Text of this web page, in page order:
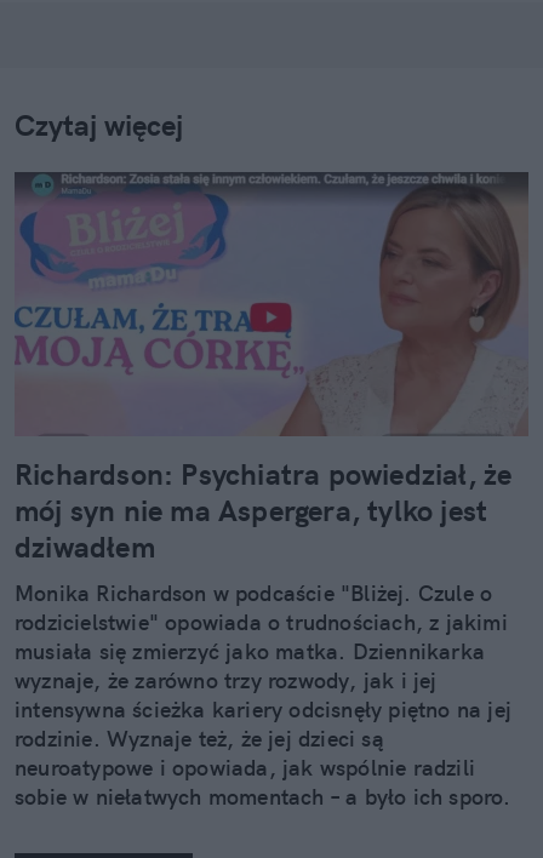
Czytaj więcej
Richardson: Psychiatra powiedział, że
mój syn nie ma Aspergera, tylko jest
dziwadłem
Monika Richardson w podcaście "Bliżej. Czule o
rodzicielstwie" opowiada o trudnościach, z jakimi
musiała się zmierzyć jako matka. Dziennikarka
wyznaje, że zarówno trzy rozwody, jak i jej
intensywna ścieżka kariery odcisnęły piętno na jej
rodzinie. Wyznaje też, że jej dzieci są
neuroatypowe i opowiada, jak wspólnie radzili
sobie w niełatwych momentach – a było ich sporo.